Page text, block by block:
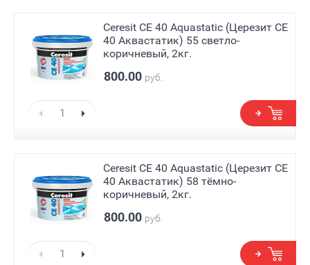
Ceresit СЕ 40 Aquastatic (Церезит СЕ
40 Аквастатик) 55 светло-
коричневый, 2кг.
800.00 руб.
Ceresit СЕ 40 Aquastatic (Церезит СЕ
40 Аквастатик) 58 тёмно-
коричневый, 2кг.
800.00 руб.